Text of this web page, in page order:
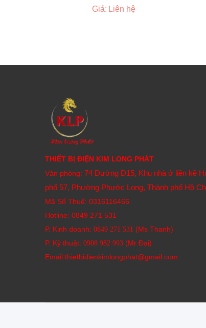
Giá: Liên hệ
THIẾT BỊ ĐIỆN KIM LONG PHÁT
Văn phòng: 74 Đường D15, Khu nhà ở liền kề
phố 57, Phường Phước Long, Thành phố Hồ
Mã Số Thuế: 0316116466
Hotline: 0849 271 531
P. Kinh doanh: 0849 271 531 (Ms Thanh)
P. Kỹ thuật: 0908 982 993​ (Mr Đại)
Email:thietbidienkimlongphat@gmail.com